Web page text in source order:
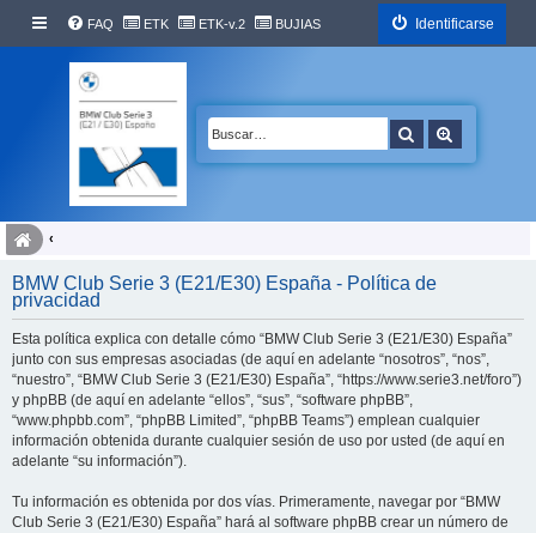
FAQ ETK ETK-v.2 BUJIAS Identificarse
Buscar
BMW Club Serie 3 (E21/E30) España - Política de
privacidad
Esta política explica con detalle cómo “BMW Club Serie 3 (E21/E30) España”
junto con sus empresas asociadas (de aquí en adelante “nosotros”, “nos”,
“nuestro”, “BMW Club Serie 3 (E21/E30) España”, “https://www.serie3.net/foro”)
y phpBB (de aquí en adelante “ellos”, “sus”, “software phpBB”,
“www.phpbb.com”, “phpBB Limited”, “phpBB Teams”) emplean cualquier
información obtenida durante cualquier sesión de uso por usted (de aquí en
adelante “su información”).
Tu información es obtenida por dos vías. Primeramente, navegar por “BMW
Club Serie 3 (E21/E30) España” hará al software phpBB crear un número de